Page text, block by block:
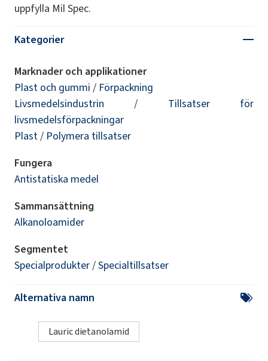
uppfylla Mil Spec.
Kategorier
Marknader och applikationer
Plast och gummi / Förpackning
Livsmedelsindustrin / Tillsatser för
livsmedelsförpackningar
Plast / Polymera tillsatser
Fungera
Antistatiska medel
Sammansättning
Alkanoloamider
Segmentet
Specialprodukter /Specialtillsatser
Alternativa namn
Lauric dietanolamid